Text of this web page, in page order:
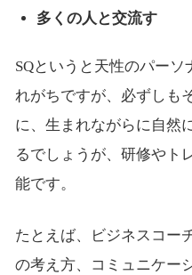
多くの人と交流す
SQというと天性のパー
れがちですが、必ずしも
に、生まれながらに自然
るでしょうが、研修やト
能です。
たとえば、ビジネスコー
の考え方、コミュニケー